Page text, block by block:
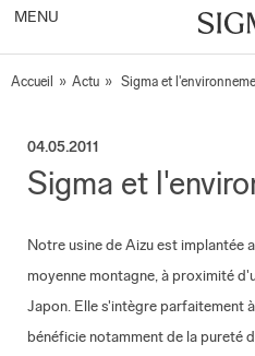
MENU
Accueil » Actu » Sigma et
04.05.2011
Sigma et
Notre usine de Aizu est implantée
moyenne montagne, à proximité
Japon. Elle s'intègre parfaitement
bénéficie notamment de la pureté